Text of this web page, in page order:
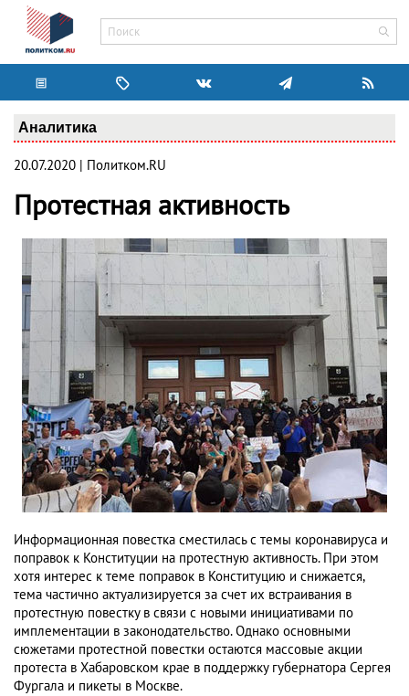
Аналитика
20.07.2020 | Политком.RU
Протестная активность
Информационная повестка сместилась с темы коронавируса и
поправок к Конституции на протестную активность. При этом
хотя интерес к теме поправок в Конституцию и снижается,
тема частично актуализируется за счет их встраивания в
протестную повестку в связи с новыми инициативами по
имплементации в законодательство. Однако основными
сюжетами протестной повестки остаются массовые акции
протеста в Хабаровском крае в поддержку губернатора Сергея
Фургала и пикеты в Москве.